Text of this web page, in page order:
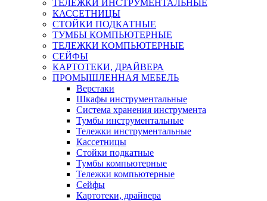
ТЕЛЕЖКИ ИНСТРУМЕНТАЛЬНЫЕ
КАССЕТНИЦЫ
СТОЙКИ ПОДКАТНЫЕ
ТУМБЫ КОМПЬЮТЕРНЫЕ
ТЕЛЕЖКИ КОМПЬЮТЕРНЫЕ
СЕЙФЫ
КАРТОТЕКИ, ДРАЙВЕРА
ПРОМЫШЛЕННАЯ МЕБЕЛЬ
Верстаки
Шкафы инструментальные
Система хранения инструмента
Тумбы инструментальные
Тележки инструментальные
Кассетницы
Стойки подкатные
Тумбы компьютерные
Тележки компьютерные
Сейфы
Картотеки, драйвера